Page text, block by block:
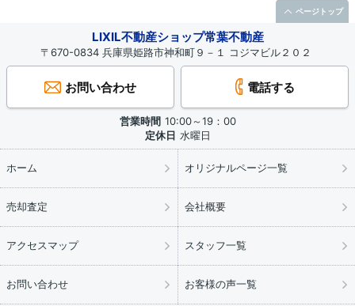
LIXIL不動産ショップ常葉不動産
〒670-0834 兵庫県姫路市神和町９－１ コジマビル２０２
お問い合わせ 電話する
営業時間 10:00～19：00
定休日 水曜日
ホーム オリジナルページ一覧
売却査定 会社概要
アクセスマップ スタッフ一覧
お問い合わせ お客様の声一覧
ページトップ